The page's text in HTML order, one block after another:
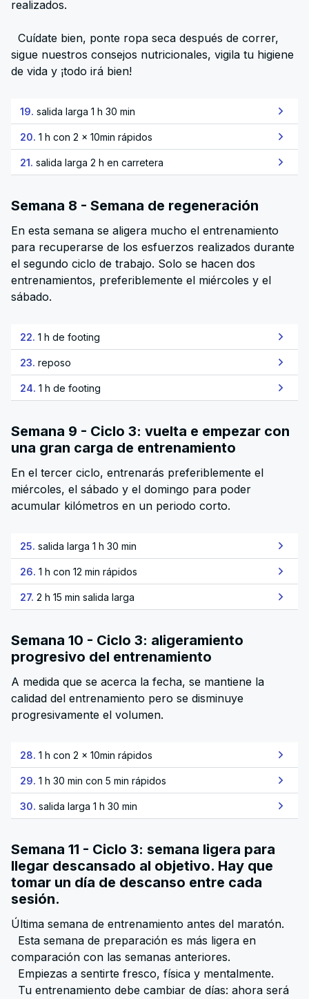
realizados.
Cuídate bien, ponte ropa seca después de correr,
sigue nuestros consejos nutricionales, vigila tu higiene
de vida y ¡todo irá bien!
19. salida larga 1 h 30 min
20. 1 h con 2 x 10min rápidos
21. salida larga 2 h en carretera
Semana 8 - Semana de regeneración
En esta semana se aligera mucho el entrenamiento
para recuperarse de los esfuerzos realizados durante
el segundo ciclo de trabajo. Solo se hacen dos
entrenamientos, preferiblemente el miércoles y el
sábado.
22. 1 h de footing
23. reposo
24. 1 h de footing
Semana 9 - Ciclo 3: vuelta e empezar con
una gran carga de entrenamiento
En el tercer ciclo, entrenarás preferiblemente el
miércoles, el sábado y el domingo para poder
acumular kilómetros en un periodo corto.
25. salida larga 1 h 30 min
26. 1 h con 12 min rápidos
27. 2 h 15 min salida larga
Semana 10 - Ciclo 3: aligeramiento
progresivo del entrenamiento
A medida que se acerca la fecha, se mantiene la
calidad del entrenamiento pero se disminuye
progresivamente el volumen.
28. 1 h con 2 x 10min rápidos
29. 1 h 30 min con 5 min rápidos
30. salida larga 1 h 30 min
Semana 11 - Ciclo 3: semana ligera para
llegar descansado al objetivo. Hay que
tomar un día de descanso entre cada
sesión.
Última semana de entrenamiento antes del maratón.
Esta semana de preparación es más ligera en
comparación con las semanas anteriores.
Empiezas a sentirte fresco, física y mentalmente.
Tu entrenamiento debe cambiar de días: ahora será